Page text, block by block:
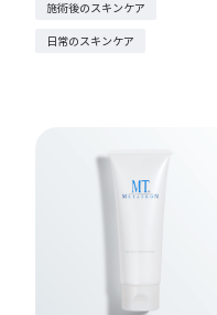
施術後のスキンケア
日常のスキンケア